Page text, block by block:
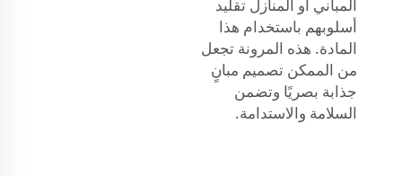
المباني أو المنازل تقليد
أسلوبهم باستخدام هذا
المادة. هذه المرونة تجعل
من الممكن تصميم مبانٍ
جذابة بصريًا وتضمن
السلامة والاستدامة.